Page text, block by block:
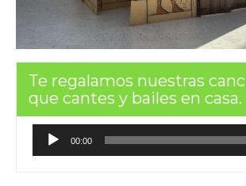
Te regalamos nuestras
que cantes y bailes en casa.
Reproductor
de
00:00